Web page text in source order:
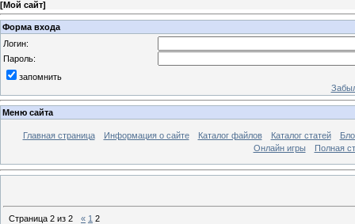
[Мой сайт]
Форма входа
Логин:
Пароль:
запомнить
Меню сайта
Главная страница Информация о сайте Каталог файлов Каталог статей
Онлайн игры
Полная
Страница 2 из 2 « 1 2